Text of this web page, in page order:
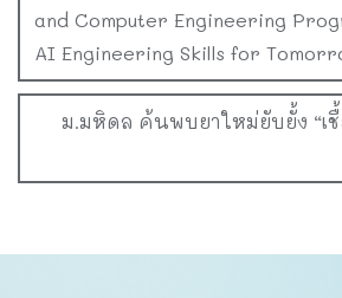
and Computer Engineering
AI Engineering Skills for
ม.มหิดล ค้นพบยาใหม่ยับยั้ง “เ